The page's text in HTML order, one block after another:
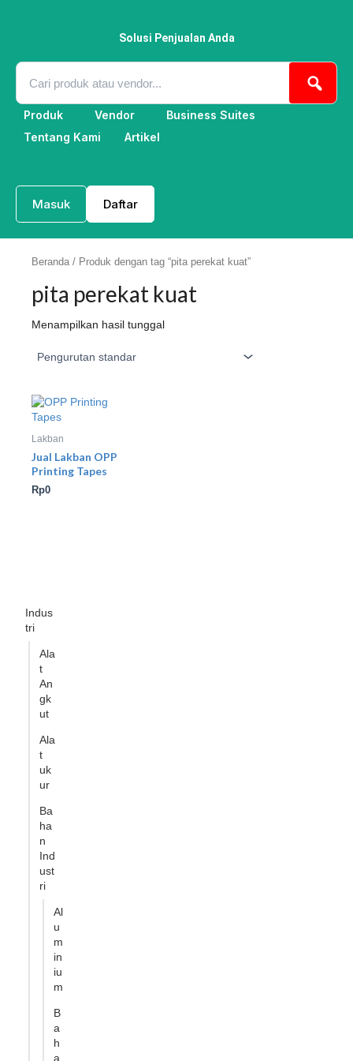
Solusi Penjualan Anda
Produk Vendor
Business Suites
Tentang Kami
Artikel
Masuk Daftar
Indus
tri
Ala
t
An
gk
ut
Ala
t
uk
ur
Ba
ha
n
Ind
ust
ri
Al
u
m
in
iu
m
B
a
h
a
Beranda / Produk dengan tag “pita perekat kuat”
pita perekat kuat
Menampilkan hasil tunggal
Lakban
Jual Lakban OPP
Printing Tapes
Rp0